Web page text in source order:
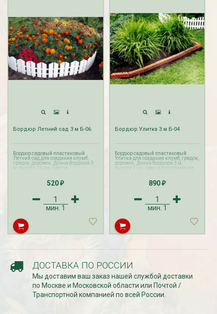
340
в контейнере p9
СКИДКИ 15 % НА ДУГИ, ЗАБОРЫ,
ШПАЛЕРЫ И ДР.
Скидки 15% !!! При заказе
товаров на сумму от 1000 руб. с
16 марта по 31 марта 2024...
ЧИТАТЬ ДАЛЕЕ →
БЕСПЛАТНАЯ
Бордюр Летний сад 3 м Б-06
Бордюр садовый пластиковый
Летний сад для создания клумб,
грядок, дорожек. Длина бордюра 3
м, высота 16 см. Цвет в
520₽
мин. 1
Бордюр Улитка 3 м Б-04
Бордюр садовый пластиковый
Улитка для создания клумб, грядок,
дорожек. Длина бордюра 3 м,
высота 7 см. Цвет в ассортименте.
890₽
мин. 1
ДОСТАВКА ПО РОССИИ
Мы доставим ваш заказ нашей службой доставки
по Москве и Московской области или Почтой /
Транспортной компанией по всей России.